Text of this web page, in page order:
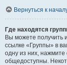
Вернуться к
Где находятся
Вы можете получить
ссылке «Группы» в
одну из них, нажмите
общедоступны.